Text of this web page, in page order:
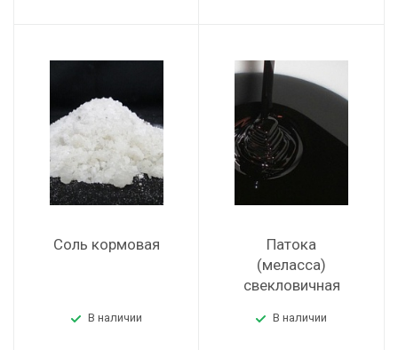
Соль кормовая
В наличии
Патока
(меласса)
свекловичная
В наличии